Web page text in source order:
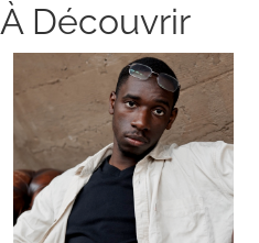
À Découvrir